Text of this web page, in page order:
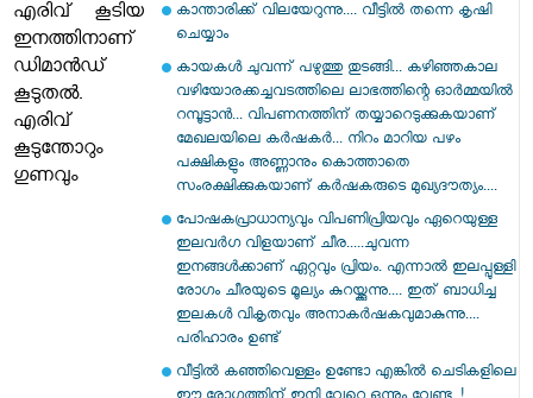
കാന്താരിക്ക് വിലയേറുന്നു.... വീട്ടിൽ തന്നെ കൃഷി
ചെയ്യാം
കായകൾ ചുവന്ന് പഴുത്തു തുടങ്ങി... കഴിഞ്ഞകാല
വഴിയോരക്കച്ചവടത്തിലെ ലാഭത്തിന്റെ ഓർമ്മയിൽ
റമ്പൂട്ടാൻ... വിപണനത്തിന് തയ്യാറെടുക്കുകയാണ്
മേഖലയിലെ കർഷകർ... നിറം മാറിയ പഴം
പക്ഷികളും അണ്ണാനും കൊത്താതെ
സംരക്ഷിക്കുകയാണ് കർഷകരുടെ മുഖ്യദൗത്യം....
പോഷകപ്രാധാന്യവും വിപണിപ്രിയവും ഏറെയുള്ള
ഇലവർഗ വിളയാണ് ചീര.....ചുവന്ന
ഇനങ്ങൾക്കാണ് ഏറ്റവും പ്രിയം. എന്നാൽ ഇലപ്പുള്ളി
രോഗം ചീരയുടെ മൂല്യം കുറയ്ക്കുന്നു.... ഇത് ബാധിച്ച
ഇലകൾ വികൃതവും അനാകർഷകവുമാകുന്നു....
പരിഹാരം ഉണ്ട്
വീട്ടിൽ കഞ്ഞിവെള്ളം ഉണ്ടോ എങ്കിൽ ചെടികളിലെ
എരിവ് കൂടിയ
ഇനത്തിനാണ്
ഡിമാൻഡ്
കൂടുതൽ.
എരിവ്
കൂടുന്തോറും
ഗുണവും